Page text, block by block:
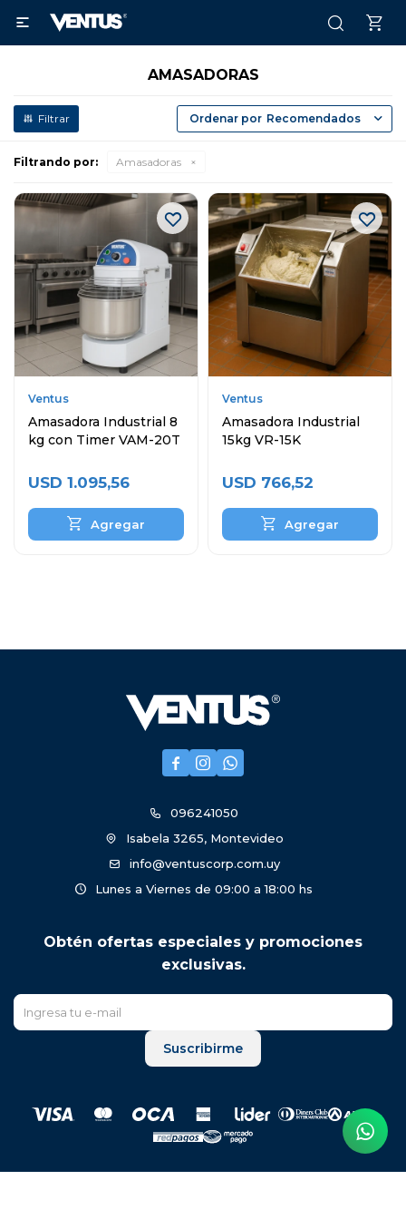

AMASADORAS
Recomendados
Filtrando por: Amasadoras
Ventus
Amasadora Industrial 8
kg con Timer VAM-20T
USD 1.095,56
Ventus
Amasadora Industrial
15kg VR-15K
USD 766,52
  
096241050
Isabela 3265, Montevideo
info@ventuscorp.com.uy
Lunes a Viernes de 09:00 a 18:00 hs
Obtén ofertas especiales y promociones
exclusivas.
Suscribirme